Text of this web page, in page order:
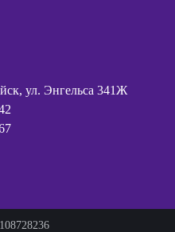
ул. Энгельса 341Ж